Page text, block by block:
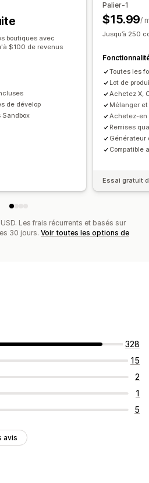
échelonnée
la quantité
en pourcentage
en gros
Prix de gros
Tarification dynamique
Localisation
boutiques avec
$100 de revenus
de dévelop
Sandbox
Palier-1
$15.99/
Jusqu’à 250
Toutes les
Lot de
Achetez X,
Mélanger
Achetez-en
Remises
Générateur
Compatible
Essai gratuit
Les frais récurrents et basés sur
30 jours. Voir toutes les options de
328
15
2
1
5
avis